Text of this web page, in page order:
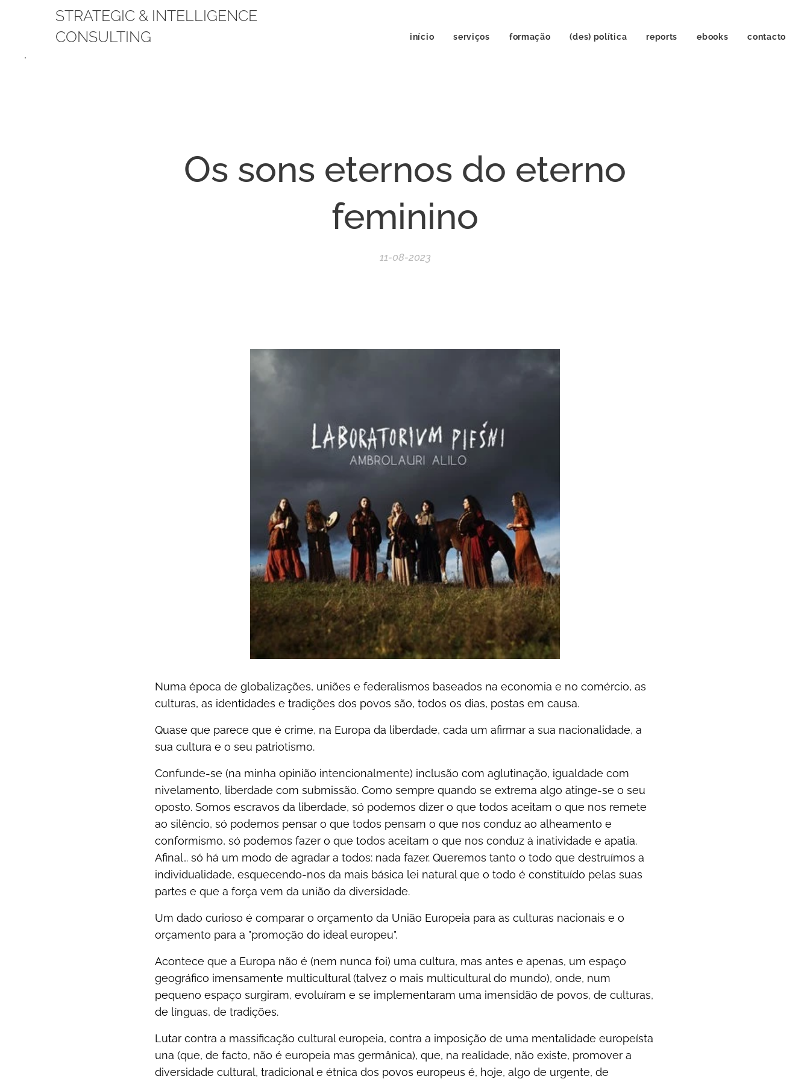
STRATEGIC & INTELLIGENCE
CONSULTING
.
início serviços formação (des) política reports ebooks contacto
Os sons eternos do eterno
feminino
11-08-2023
Numa época de globalizações, uniões e federalismos baseados na economia e no comércio, as
culturas, as identidades e tradições dos povos são, todos os dias, postas em causa.
Quase que parece que é crime, na Europa da liberdade, cada um afirmar a sua nacionalidade, a
sua cultura e o seu patriotismo.
Confunde-se (na minha opinião intencionalmente) inclusão com aglutinação, igualdade com
nivelamento, liberdade com submissão. Como sempre quando se extrema algo atinge-se o seu
oposto. Somos escravos da liberdade, só podemos dizer o que todos aceitam o que nos remete
ao silêncio, só podemos pensar o que todos pensam o que nos conduz ao alheamento e
conformismo, só podemos fazer o que todos aceitam o que nos conduz à inatividade e apatia.
Afinal… só há um modo de agradar a todos: nada fazer. Queremos tanto o todo que destruímos a
individualidade, esquecendo-nos da mais básica lei natural que o todo é constituído pelas suas
partes e que a força vem da união da diversidade.
Um dado curioso é comparar o orçamento da União Europeia para as culturas nacionais e o
orçamento para a "promoção do ideal europeu".
Acontece que a Europa não é (nem nunca foi) uma cultura, mas antes e apenas, um espaço
geográfico imensamente multicultural (talvez o mais multicultural do mundo), onde, num
pequeno espaço surgiram, evoluíram e se implementaram uma imensidão de povos, de culturas,
de línguas, de tradições.
Lutar contra a massificação cultural europeia, contra a imposição de uma mentalidade europeísta
una (que, de facto, não é europeia mas germânica), que, na realidade, não existe, promover a
diversidade cultural, tradicional e étnica dos povos europeus é, hoje, algo de urgente, de